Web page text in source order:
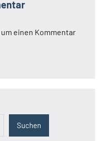
einen Kommentar
Suchen